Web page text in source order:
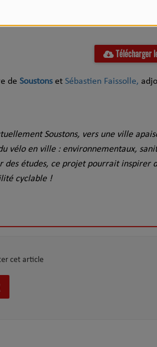
Télécharger
de Soustons et Sébastien Faissolle,
Soustons, vers une ville
vélo en ville : environnementaux,
des études, ce projetpourrait inspirer
cyclable !
cet article
17h/20h - Le